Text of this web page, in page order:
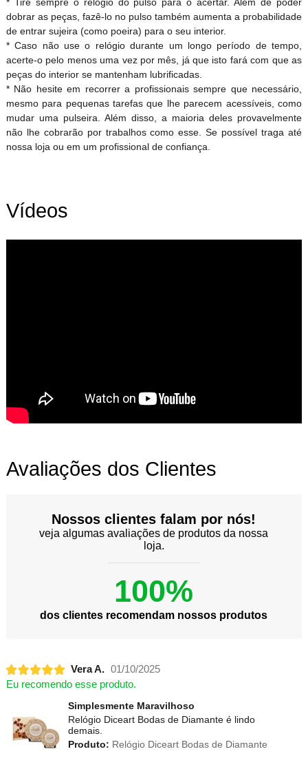
dobrar as peças, fazê-lo no pulso também aumenta a probabilidade
de entrar sujeira (como poeira) para o seu interior.
* Caso não use o relógio durante um longo período de tempo,
acerte-o pelo menos uma vez por mês, já que isto fará com que as
peças do interior se mantenham lubrificadas.
* Não hesite em recorrer a profissionais sempre que necessário,
mesmo para pequenas tarefas que lhe parecem acessíveis, como
mudar uma pulseira. Além disso, a maioria deles provavelmente
não lhe cobrarão por trabalhos como esse. Se possível traga até
nossa loja ou em um profissional de confiança.
Vídeos
Avaliações dos Clientes
Nossos clientes falam por nós!
veja algumas avaliações de produtos da nossa
loja.
100%
dos clientes recomendam nossos produtos
Vera A. 01/10/2025
Eu recomendo esse produto.
Simplesmente Maravilhoso
Relógio Diceart Bodas de Diamante é lindo
demais.
Produto: Relógio Diceart Bodas de Diamante